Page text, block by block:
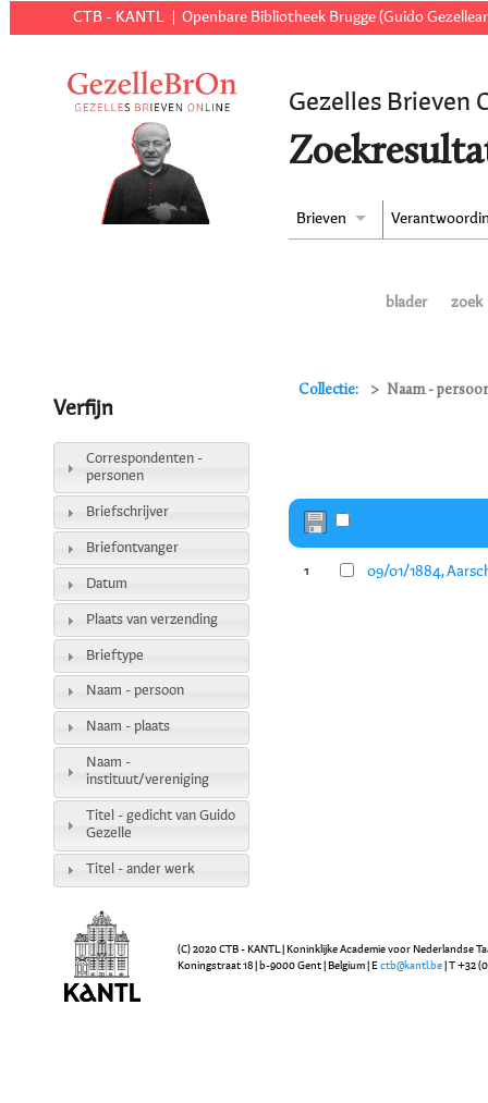
CTB - KANTL Openbare Bibliotheek Brugge (Guido
Gezelles Brieven
Brieven
blader zoek
Collectie: Naam -
1 09/01/1884,
Verfijn
Correspondenten -
personen
Briefschrijver
Briefontvanger
Datum
Plaats van verzending
Brieftype
Naam - persoon
Naam - plaats
Naam -
instituut/vereniging
Titel - gedicht van Guido
Gezelle
Titel - ander werk
(C) 2020 CTB - KANTL | Koninklijke Academie voor Nederlandse
Koningstraat 18 | b-9000 Gent | Belgium | E ctb@kantl.be | T +32